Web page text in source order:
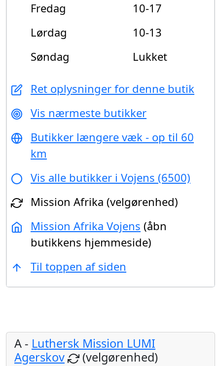
Fredag
10-17
Lørdag
10-13
Søndag
Lukket
Ret oplysninger for denne butik
Vis nærmeste butikker
Butikker længere væk - op til 60
km
Vis alle butikker i Vojens (6500)
Mission Afrika (velgørenhed)
Mission Afrika Vojens (åbn
butikkens hjemmeside)
Til toppen af siden
A - Luthersk Mission LUMI
Agerskov
(velgørenhed)